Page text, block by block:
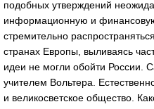
подобных утверждений
информационную и
стремительно
странах Европы, выливаясь
идеи не могли обойти России.
учителем Вольтера.
и великосветское общество.